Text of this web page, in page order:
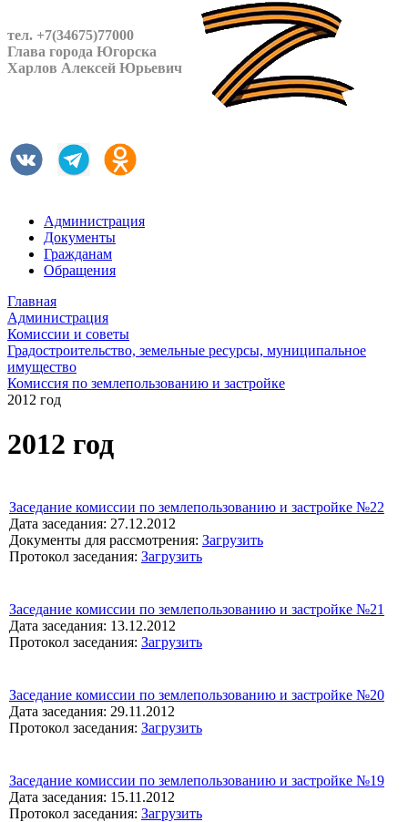
тел. +7(34675)77000
Глава города Югорска
Харлов Алексей Юрьевич
Администрация
Документы
Гражданам
Обращения
Главная
Администрация
Комиссии и советы
Градостроительство, земельные ресурсы, муниципальное
имущество
Комиссия по землепользованию и застройке
2012 год
2012 год
Заседание комиссии по землепользованию и застройке №22
Дата заседания: 27.12.2012
Документы для рассмотрения: Загрузить
Протокол заседания: Загрузить
Заседание комиссии по землепользованию и застройке №21
Дата заседания: 13.12.2012
Протокол заседания: Загрузить
Заседание комиссии по землепользованию и застройке №20
Дата заседания: 29.11.2012
Протокол заседания: Загрузить
Заседание комиссии по землепользованию и застройке №19
Дата заседания: 15.11.2012
Протокол заседания: Загрузить